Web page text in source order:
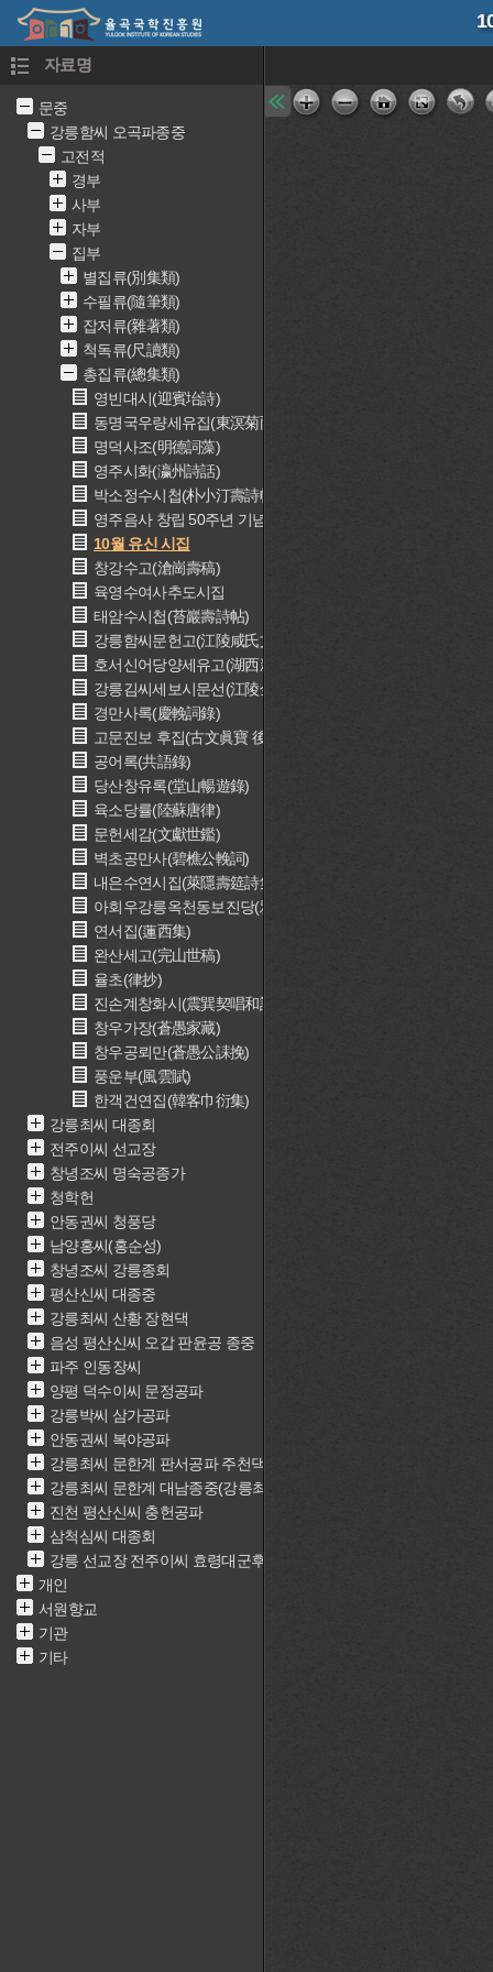
자료명
문중
강릉함씨 오곡파종중
고전적
경부
사부
자부
집부
별집류(別集類)
수필류(隨筆類)
잡저류(雜著類)
척독류(尺讀類)
총집류(總集類)
영빈대시(迎賓坮詩)
동명국우량세유집(東溟菊雨兩世遺集)
명덕사조(明德詞藻)
영주시화(瀛州詩話)
박소정수시첩(朴小汀壽詩帖)
영주음사 창립 50주년 기념 한시집(瀛洲吟社 創立 50周年 記
10월 유신 시집
창강수고(滄崗壽稿)
육영수여사추도시집
태암수시첩(苔巖壽詩帖)
강릉함씨문헌고(江陵咸氏文獻考)
호서신어당양세유고(湖西新魚堂兩世遺稿)
강릉김씨세보시문선(江陵金氏世譜詩文選)
경만사록(慶輓詞錄)
고문진보 후집(古文眞寶 後集)
공어록(共語錄)
당산창유록(堂山暢遊錄)
육소당률(陸蘇唐律)
문헌세감(文獻世鑑)
벽초공만사(碧樵公輓詞)
내은수연시집(萊隱壽筵詩集)
아회우강릉옥천동보진당(雅會于江陵玉川洞葆眞堂)
연서집(蓮西集)
완산세고(完山世稿)
율초(律抄)
진손계창화시(震巽契唱和詩)
창우가장(蒼愚家藏)
창우공뢰만(蒼愚公誄挽)
풍운부(風雲賦)
한객건연집(韓客巾衍集)
강릉최씨 대종회
전주이씨 선교장
창녕조씨 명숙공종가
청학헌
안동권씨 청풍당
남양홍씨(홍순성)
창녕조씨 강릉종회
평산신씨 대종중
강릉최씨 산황 장현댁
음성 평산신씨 오갑 판윤공 종중
파주 인동장씨
양평 덕수이씨 문정공파
강릉박씨 삼가공파
안동권씨 복야공파
강릉최씨 문한계 판서공파 주천댁(최근중)
강릉최씨 문한계 대남종중(강릉최씨 문한계 재실)
진천 평산신씨 충헌공파
삼척심씨 대종회
강릉 선교장 전주이씨 효령대군후손가
개인
서원향교
기관
기타